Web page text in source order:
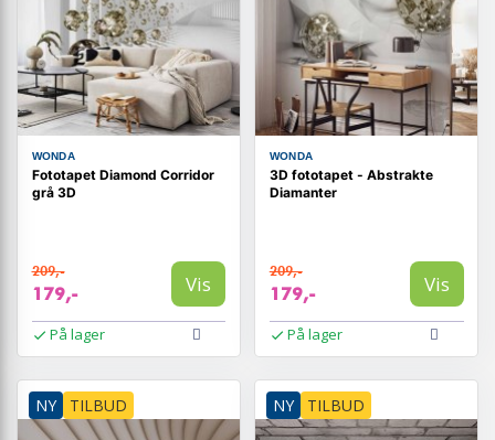
WONDA
Fototapet Diamond Corridor
grå 3D
209,-
179,- Vis
På lager
WONDA
3D fototapet - Abstrakte
Diamanter
209,-
179,- Vis
På lager
NY TILBUD NY TILBUD